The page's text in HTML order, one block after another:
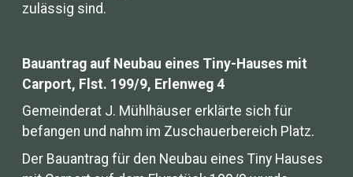
zulässig sind.
Bauantrag auf Neubau eines Tiny-Hauses mit
Carport, Flst. 199/9, Erlenweg 4
Gemeinderat J. Mühlhäuser erklärte sich für
befangen und nahm im Zuschauerbereich Platz.
Der Bauantrag für den Neubau eines Tiny Hauses